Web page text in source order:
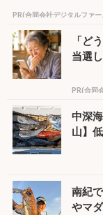
PR(合同会社デジタルファー
「ど
当選
PR(合同
中深
山】
南紀
やマ